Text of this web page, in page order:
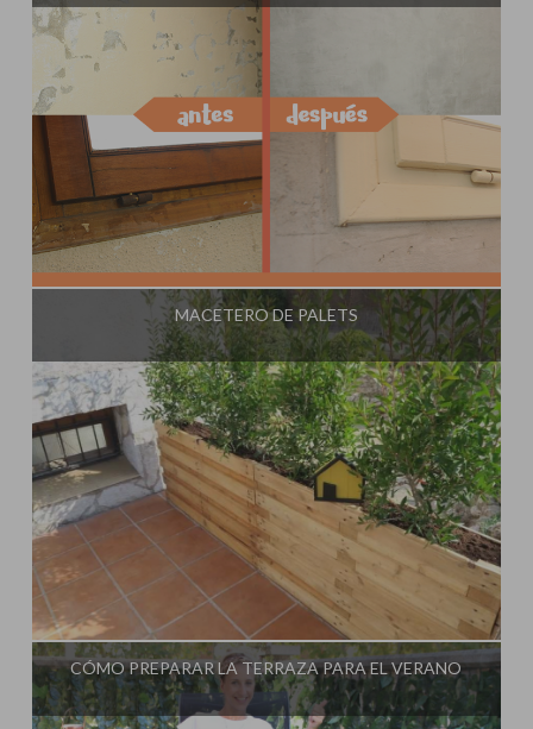
Influencer:
MACETERO DE PALETS
Influencer:Steffido
CÓMO PREPARAR LA TERRAZA PARA EL VERANO